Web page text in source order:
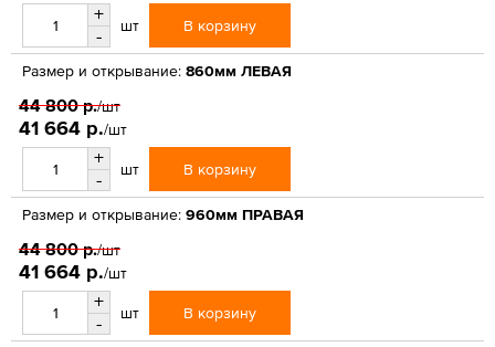
+
-
шт В корзину
Размер и открывание: 860мм ЛЕВАЯ
44 800 р./шт
41 664 р./шт
+
-
шт В корзину
Размер и открывание: 960мм ПРАВАЯ
44 800 р./шт
41 664 р./шт
+
-
шт В корзину